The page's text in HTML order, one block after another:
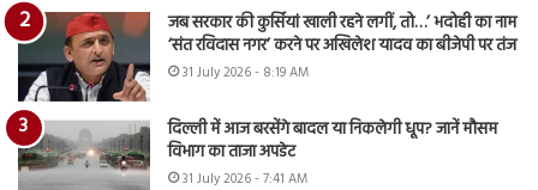
जब सरकार की कुर्सियां खाली रहने लगीं, तो…’ भदोही का नाम
‘संत रविदास नगर’ करने पर अखिलेश यादव का बीजेपी पर तंज
31 July 2026 - 8:19 AM
दिल्ली में आज बरसेंगे बादल या निकलेगी धूप? जानें मौसम
विभाग का ताजा अपडेट
31 July 2026 - 7:41 AM